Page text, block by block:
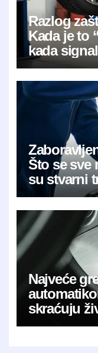
Razlog
Kada je to
kada
Što se sve
su stvarni
Najveće
skraćuju